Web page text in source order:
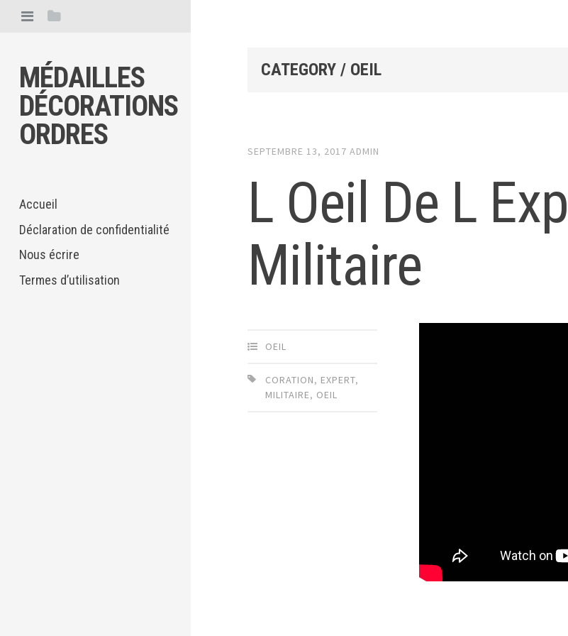
MÉDAILLES
DÉCORATIONS
ORDRES
Accueil
Déclaration de confidentialité
Nous écrire
Termes d’utilisation
CATEGORY / OEIL
SEPTEMBRE 13, 2017 ADMIN
L Oeil De L
Militaire
OEIL
CORATION, EXPERT,
MILITAIRE, OEIL